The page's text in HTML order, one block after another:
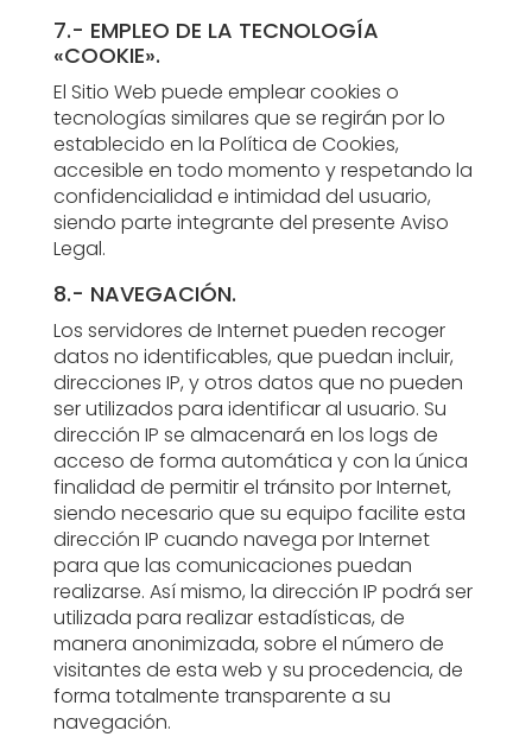
7.- EMPLEO DE LA TECNOLOGÍA
«COOKIE».
El Sitio Web puede emplear cookies o
tecnologías similares que se regirán por lo
establecido en la Política de Cookies,
accesible en todo momento y respetando la
confidencialidad e intimidad del usuario,
siendo parte integrante del presente Aviso
Legal.
8.- NAVEGACIÓN.
Los servidores de Internet pueden recoger
datos no identificables, que puedan incluir,
direcciones IP, y otros datos que no pueden
ser utilizados para identificar al usuario. Su
dirección IP se almacenará en los logs de
acceso de forma automática y con la única
finalidad de permitir el tránsito por Internet,
siendo necesario que su equipo facilite esta
dirección IP cuando navega por Internet
para que las comunicaciones puedan
realizarse. Así mismo, la dirección IP podrá ser
utilizada para realizar estadísticas, de
manera anonimizada, sobre el número de
visitantes de esta web y su procedencia, de
forma totalmente transparente a su
navegación.